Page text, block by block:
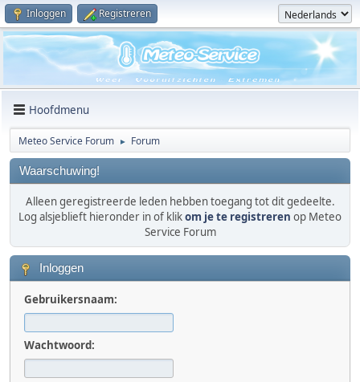
Inloggen Registreren
Hoofdmenu
Meteo Service Forum ► Forum
Waarschuwing!
Alleen geregistreerde leden hebben toegang tot dit gedeelte.
Log alsjeblieft hieronder in of klikom je te registreren op Meteo
Service Forum
Inloggen
Gebruikersnaam:
Wachtwoord: